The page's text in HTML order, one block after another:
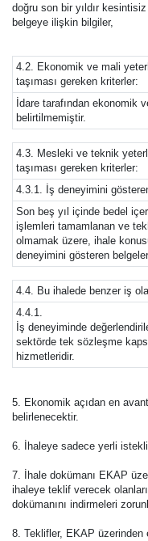
doğru son bir yıldır
belgeye ilişkin bilgiler,
4.2. Ekonomik ve mali
taşıması gereken kriterler:
İdare tarafından ekonomik
belirtilmemiştir.
4.3. Mesleki ve teknik
taşıması gereken kriterler:
4.3.1. İş deneyimini
Son beş yıl içinde bedel
işlemleri tamamlanan ve
olmamak üzere, ihale
deneyimini gösteren
4.4. Bu ihalede benzer iş
4.4.1.
İş deneyiminde
sektörde tek sözleşme
hizmetleridir.
5. Ekonomik açıdan en
belirlenecektir.
6. İhaleye sadece yerli
7. İhale dokümanı EKAP
ihaleye teklif verecek
dokümanını indirmeleri
8. Teklifler, EKAP üzerinden